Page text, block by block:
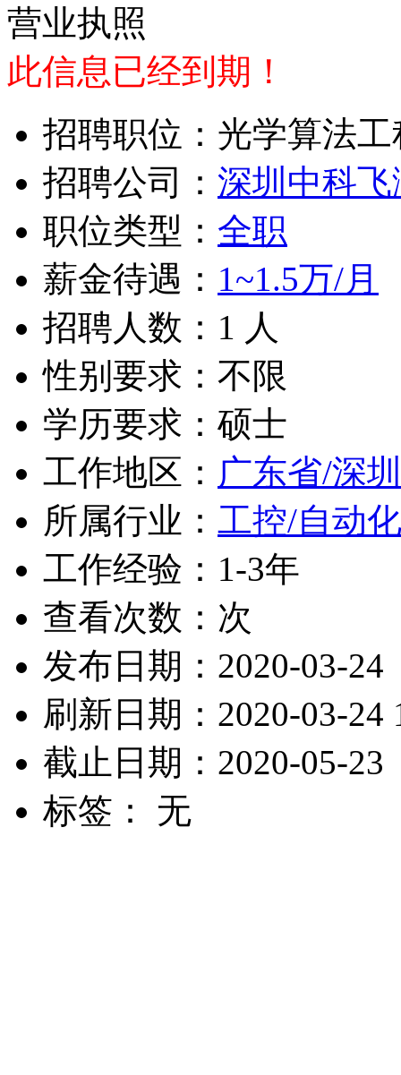
营业执照
此信息已经到期！
招聘职位：光学算法工
招聘公司： 深圳中科
职位类型： 全职
薪金待遇： 1~1.5万/月
招聘人数：1 人
性别要求：不限
学历要求：硕士
工作地区： 广东省/深
所属行业： 工控/自动化
工作经验：1-3年
查看次数： 次
发布日期：2020-03-24
刷新日期：2020-03-24
截止日期：2020-05-23
标签： 无